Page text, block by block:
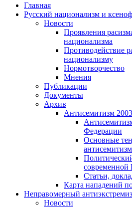
Главная
Русский национализм и
Новости
Проявления
национализма
Противодействие
национализму
Нормотворчество
Мнения
Публикации
Документы
Архив
Антисемитизм
Федерации
Основные
современной
Статьи,
Карта нападений
Неправомерный
Новости